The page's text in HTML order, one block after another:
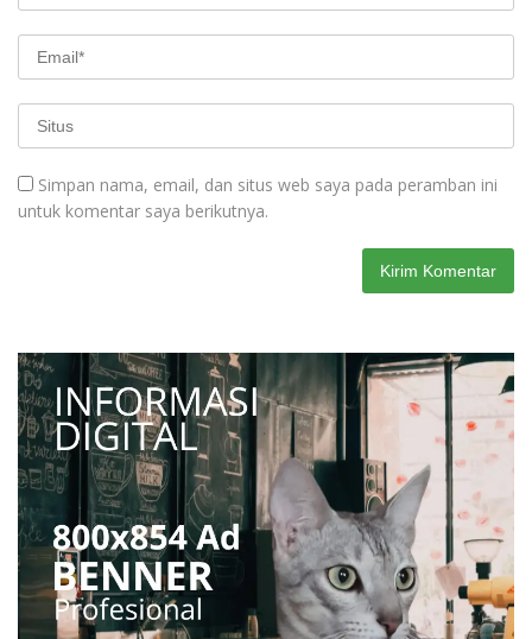
Simpan nama, email, dan situs web saya pada peramban ini
untuk komentar saya berikutnya.